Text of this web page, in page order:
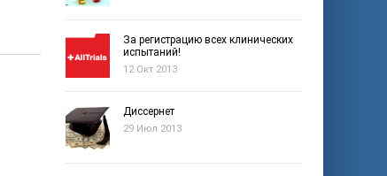
За регистрацию всех клинических
испытаний!
12 Окт 2013
Диссернет
29 Июл 2013